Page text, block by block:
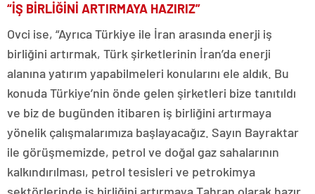
“İŞ BİRLİĞİNİ ARTIRMAYA HAZIRIZ”
Ovci ise, “Ayrıca Türkiye ile İran arasında enerji iş
birliğini artırmak, Türk şirketlerinin İran’da enerji
alanına yatırım yapabilmeleri konularını ele aldık. Bu
konuda Türkiye’nin önde gelen şirketleri bize tanıtıldı
ve biz de bugünden itibaren iş birliğini artırmaya
yönelik çalışmalarımıza başlayacağız. Sayın Bayraktar
ile görüşmemizde, petrol ve doğal gaz sahalarının
kalkındırılması, petrol tesisleri ve petrokimya